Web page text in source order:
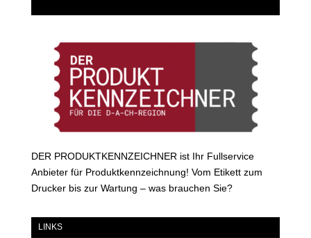
DER PRODUKTKENNZEICHNER ist Ihr Fullservice
Anbieter für Produktkennzeichnung! Vom Etikett zum
Drucker bis zur Wartung – was brauchen Sie?
LINKS